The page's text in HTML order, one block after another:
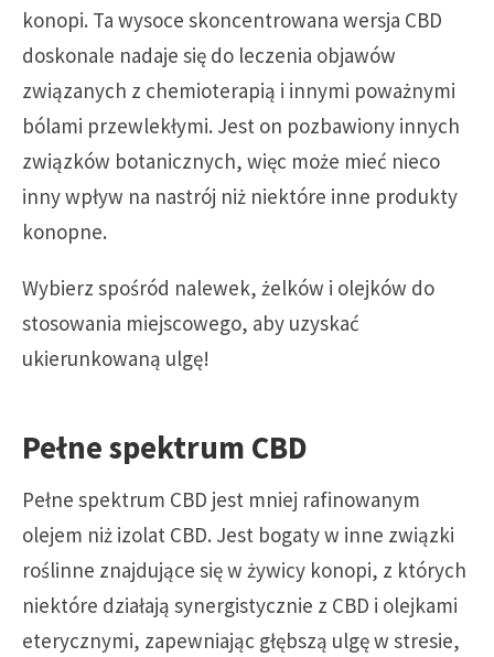
konopi. Ta wysoce skoncentrowana wersja CBD
doskonale nadaje się do leczenia objawów
związanych z chemioterapią i innymi poważnymi
bólami przewlekłymi. Jest on pozbawiony innych
związków botanicznych, więc może mieć nieco
inny wpływ na nastrój niż niektóre inne produkty
konopne.
Wybierz spośród nalewek, żelków i olejków do
stosowania miejscowego, aby uzyskać
ukierunkowaną ulgę!
Pełne spektrum CBD
Pełne spektrum CBD jest mniej rafinowanym
olejem niż izolat CBD. Jest bogaty w inne związki
roślinne znajdujące się w żywicy konopi, z których
niektóre działają synergistycznie z CBD i olejkami
eterycznymi, zapewniając głębszą ulgę w stresie,